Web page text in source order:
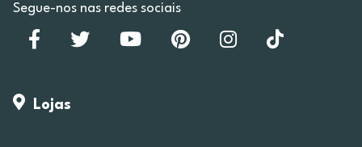
Segue-nos nas redes sociais
Lojas